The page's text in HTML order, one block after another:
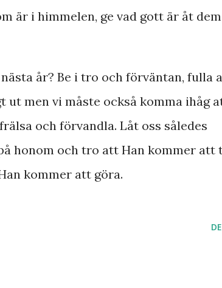
är i himmelen, ge vad gott är åt dem
år? Be i tro och förväntan, fulla
ut men vi måste också komma ihåg
och förvandla. Låt oss således
honom och tro att Han kommer att
kommer att göra.